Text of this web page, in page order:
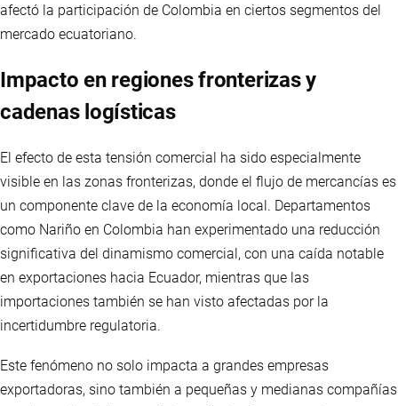
afectó la participación de Colombia en ciertos segmentos del
mercado ecuatoriano.
Impacto en regiones fronterizas y
cadenas logísticas
El efecto de esta tensión comercial ha sido especialmente
visible en las zonas fronterizas, donde el flujo de mercancías es
un componente clave de la economía local. Departamentos
como Nariño en Colombia han experimentado una reducción
significativa del dinamismo comercial, con una caída notable
en exportaciones hacia Ecuador, mientras que las
importaciones también se han visto afectadas por la
incertidumbre regulatoria.
Este fenómeno no solo impacta a grandes empresas
exportadoras, sino también a pequeñas y medianas compañías